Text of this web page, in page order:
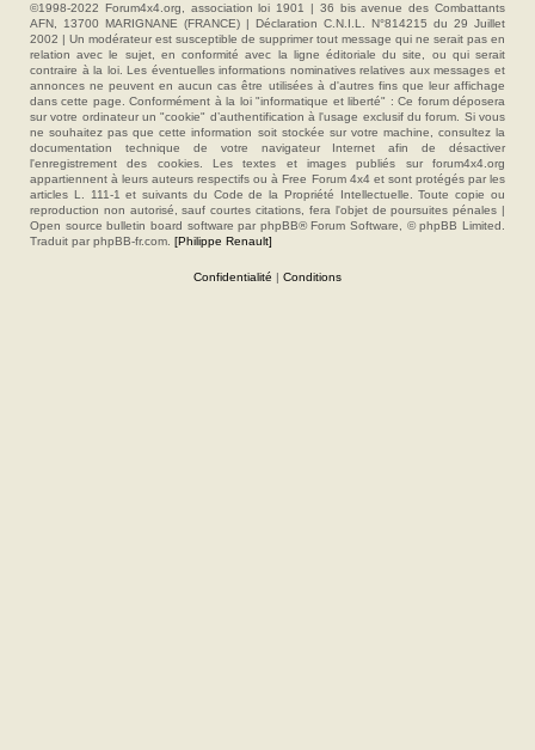
©1998-2022 Forum4x4.org, association loi 1901 | 36 bis avenue des Combattants
AFN, 13700 MARIGNANE (FRANCE) | Déclaration C.N.I.L. N°814215 du 29 Juillet
2002 | Un modérateur est susceptible de supprimer tout message qui ne serait pas en
relation avec le sujet, en conformité avec la ligne éditoriale du site, ou qui serait
contraire à la loi. Les éventuelles informations nominatives relatives aux messages et
annonces ne peuvent en aucun cas être utilisées à d'autres fins que leur affichage
dans cette page. Conformément à la loi "informatique et liberté" : Ce forum déposera
sur votre ordinateur un "cookie" d’authentification à l'usage exclusif du forum. Si vous
ne souhaitez pas que cette information soit stockée sur votre machine, consultez la
documentation technique de votre navigateur Internet afin de désactiver
l'enregistrement des cookies. Les textes et images publiés sur forum4x4.org
appartiennent à leurs auteurs respectifs ou à Free Forum 4x4 et sont protégés par les
articles L. 111-1 et suivants du Code de la Propriété Intellectuelle. Toute copie ou
reproduction non autorisé, sauf courtes citations, fera l'objet de poursuites pénales |
Open source bulletin board software par phpBB® Forum Software, © phpBB Limited.
Traduit par phpBB-fr.com. [Philippe Renault]
Confidentialité | Conditions